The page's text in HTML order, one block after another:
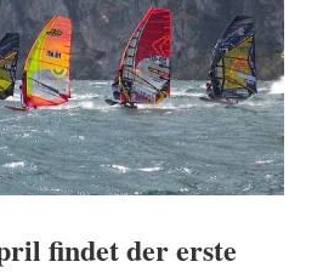
findet der erste